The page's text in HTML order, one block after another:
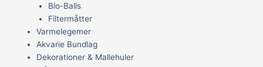
Bio-Balls
Filtermåtter
Varmelegemer
Akvarie Bundlag
Dekorationer & Mallehuler